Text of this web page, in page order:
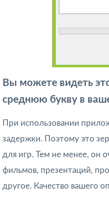
Вы можете видеть
среднюю букву в
При использовании
задержки. Поэтому это
для игр. Тем не менее, он
фильмов, презентаций,
другое. Качество вашего